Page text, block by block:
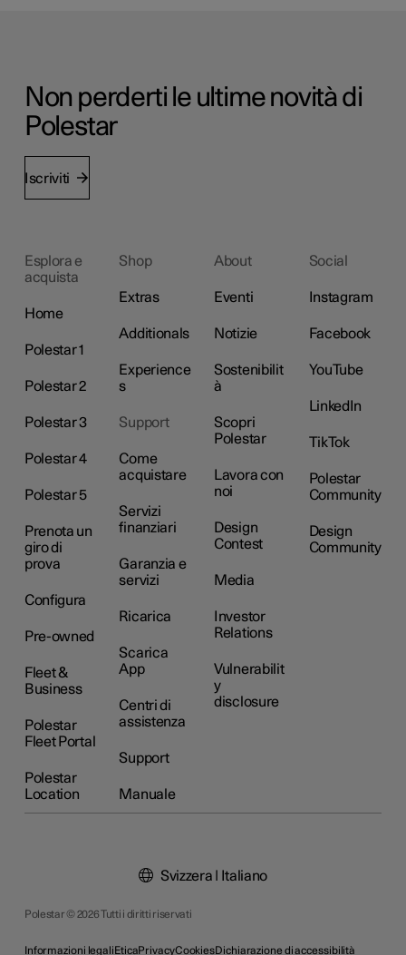
Non perderti le ultime novità di
Polestar
Iscriviti
Esplora e
acquista
Home
Polestar 1
Polestar 2
Polestar 3
Polestar 4
Polestar 5
Prenota un
giro di
prova
Configura
Pre-owned
Fleet &
Business
Polestar
Fleet Portal
Polestar
Location
Shop
Extras
Additionals
Experience
s
Support
Come
acquistare
Servizi
finanziari
Garanzia e
servizi
Ricarica
Scarica
App
Centri di
assistenza
Support
Manuale
About
Eventi
Notizie
Sostenibilit
à
Scopri
Polestar
Lavora con
noi
Design
Contest
Media
Investor
Relations
Vulnerabilit
y
disclosure
Social
Instagram
Facebook
YouTube
LinkedIn
TikTok
Polestar
Community
Design
Community
Polestar © 2026 Tutti i diritti riservati
Informazioni legaliEticaPrivacyCookiesDichiarazione di accessibilità
Svizzera | Italiano